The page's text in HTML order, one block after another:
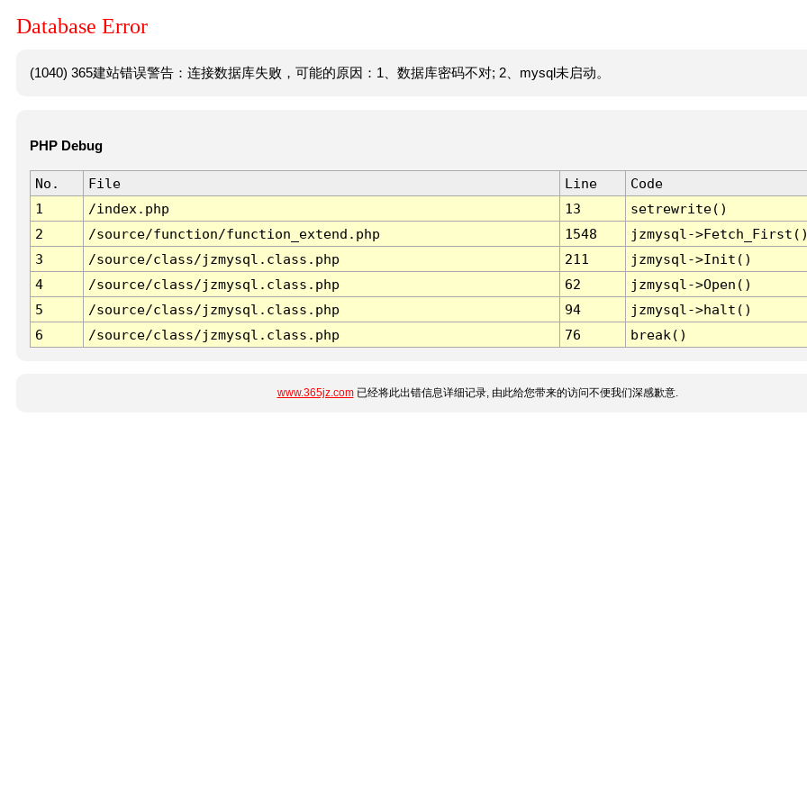
Database Error
(1040) 365建站错误警告：连接数据库失败，可能的原因：1、数据库密码不对; 2、mysql未启动。
PHP Debug
No. File Line
Code
1
/index.php 13
setrewrite()
2
/source/function/function_extend.php 1548
jzmysql-
3
/source/class/jzmysql.class.php 211
jzmysql->Init()
4
/source/class/jzmysql.class.php 62
jzmysql->Open()
5
/source/class/jzmysql.class.php 94
jzmysql->halt()
6
/source/class/jzmysql.class.php 76 break()
www.365jz.com已经将此出错信息详细记录, 由此给您带来的访问不便我们深感歉意.